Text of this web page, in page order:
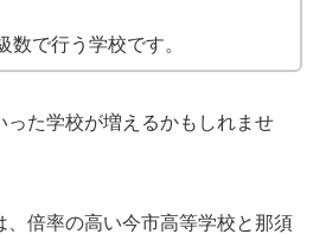
数で行う学校です。
った学校が増えるかもしれませ
、倍率の高い今市高等学校と那須